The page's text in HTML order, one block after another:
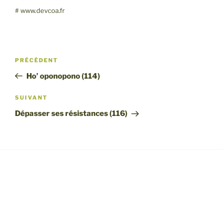
RSS FEED
# www.devcoa.fr
Navigation
l’article
Article
précédent
PRÉCÉDENT
Ho’ oponopono (114)
Article
suivant
SUIVANT
Dépasser ses résistances (116)